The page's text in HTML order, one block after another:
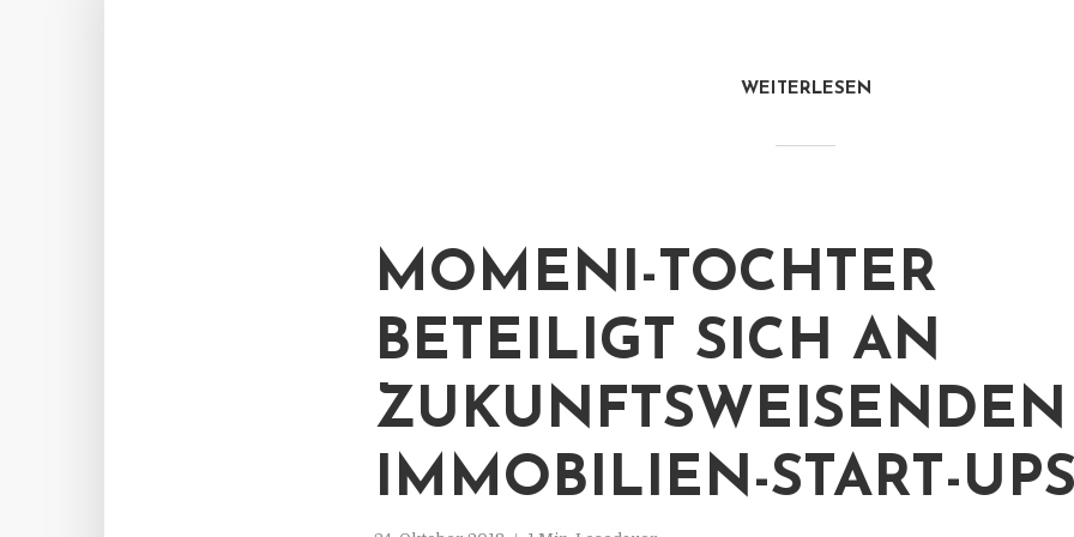
WEITERLESEN
MOMENI-TOCHTER
BETEILIGT SICH AN
ZUKUNFTSWEISENDEN
IMMOBILIEN-START-